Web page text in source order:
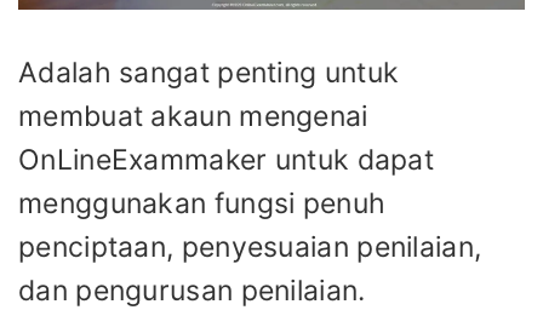
Adalah sangat penting untuk
membuat akaun mengenai
OnLineExammaker untuk dapat
menggunakan fungsi penuh
penciptaan, penyesuaian penilaian,
dan pengurusan penilaian.